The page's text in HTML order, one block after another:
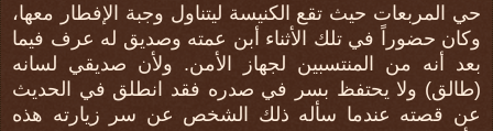
حي المربعات حيث تقع الكنيسة ليتناول وجبة الإفطار معها،
وكان حضوراً في تلك الأثناء أبن عمته وصديق له عرف فيما
بعد أنه من المنتسبين لجهاز الأمن. ولأن صديقي لسانه
(طالق) ولا يحتفظ بسر في صدره فقد انطلق في الحديث
عن قصته عندما سأله ذلك الشخص عن سر زيارته هذه